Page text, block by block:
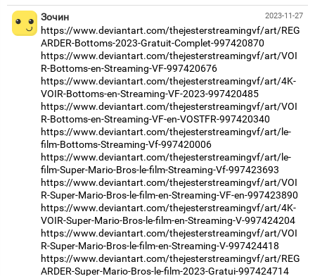
2023-11-27
Зочин
https://www.deviantart.com/thejesterstreamingvf/art/REG
ARDER-Bottoms-2023-Gratuit-Complet-997420870
https://www.deviantart.com/thejesterstreamingvf/art/VOI
R-Bottoms-en-Streaming-VF-997420676
https://www.deviantart.com/thejesterstreamingvf/art/4K-
VOIR-Bottoms-en-Streaming-VF-2023-997420485
https://www.deviantart.com/thejesterstreamingvf/art/VOI
R-Bottoms-en-Streaming-VF-en-VOSTFR-997420340
https://www.deviantart.com/thejesterstreamingvf/art/le-
film-Bottoms-Streaming-Vf-997420006
https://www.deviantart.com/thejesterstreamingvf/art/le-
film-Super-Mario-Bros-le-film-Streaming-Vf-997423693
https://www.deviantart.com/thejesterstreamingvf/art/VOI
R-Super-Mario-Bros-le-film-en-Streaming-VF-en-997423890
https://www.deviantart.com/thejesterstreamingvf/art/4K-
VOIR-Super-Mario-Bros-le-film-en-Streaming-V-997424204
https://www.deviantart.com/thejesterstreamingvf/art/VOI
R-Super-Mario-Bros-le-film-en-Streaming-V-997424418
https://www.deviantart.com/thejesterstreamingvf/art/REG
ARDER-Super-Mario-Bros-le-film-2023-Gratui-997424714